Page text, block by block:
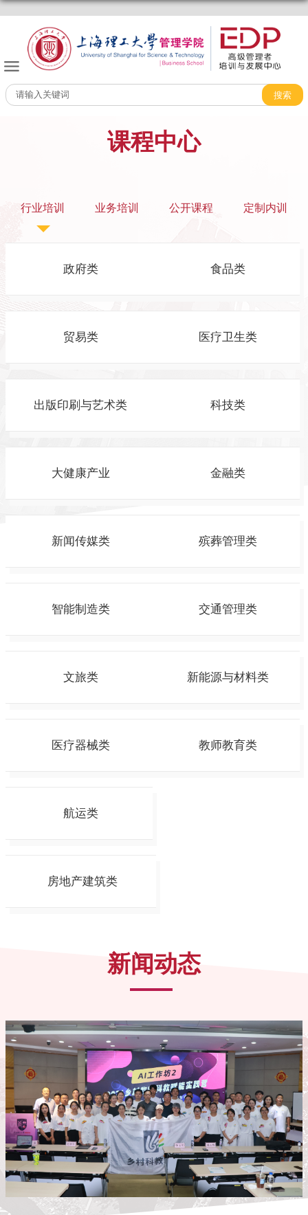
课程中心
行业培训 业务培训 公开课程 定制内训
政府类 食品类
贸易类 医疗卫生类
出版印刷与艺术类 科技类
大健康产业 金融类
新闻传媒类 殡葬管理类
智能制造类 交通管理类
文旅类 新能源与材料类
医疗器械类 教师教育类
航运类
房地产建筑类
新闻动态